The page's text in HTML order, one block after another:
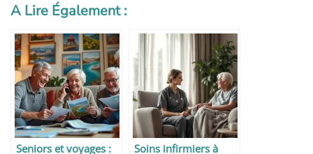
A Lire Également :
Seniors et voyages :
Soins infirmiers à